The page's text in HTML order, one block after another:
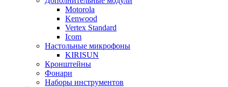
Motorola
Kenwood
Vertex Standard
Icom
Настольные микрофоны
KIRISUN
Кронштейны
Фонари
Наборы инструментов